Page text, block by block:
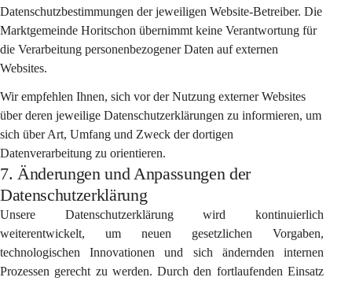
Datenschutzbestimmungen der jeweiligen Website-Betreiber. Die
Marktgemeinde Horitschon übernimmt keine Verantwortung für
die Verarbeitung personenbezogener Daten auf externen
Websites.
Wir empfehlen Ihnen, sich vor der Nutzung externer Websites
über deren jeweilige Datenschutzerklärungen zu informieren, um
sich über Art, Umfang und Zweck der dortigen
Datenverarbeitung zu orientieren.
7. Änderungen und Anpassungen der
Datenschutzerklärung
Unsere Datenschutzerklärung wird kontinuierlich
weiterentwickelt, um neuen gesetzlichen Vorgaben,
technologischen Innovationen und sich ändernden internen
Prozessen gerecht zu werden. Durch den fortlaufenden Einsatz